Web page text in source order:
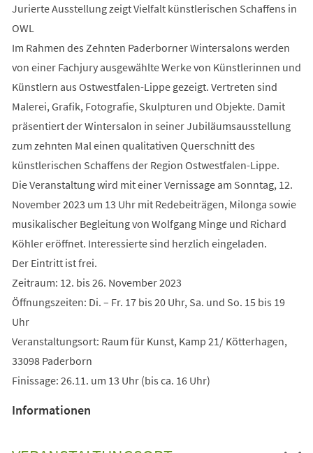
Jurierte Ausstellung zeigt Vielfalt künstlerischen Schaffens in
OWL
Im Rahmen des Zehnten Paderborner Wintersalons werden
von einer Fachjury ausgewählte Werke von Künstlerinnen und
Künstlern aus Ostwestfalen-Lippe gezeigt. Vertreten sind
Malerei, Grafik, Fotografie, Skulpturen und Objekte. Damit
präsentiert der Wintersalon in seiner Jubiläumsausstellung
zum zehnten Mal einen qualitativen Querschnitt des
künstlerischen Schaffens der Region Ostwestfalen-Lippe.
Die Veranstaltung wird mit einer Vernissage am Sonntag, 12.
November 2023 um 13 Uhr mit Redebeiträgen, Milonga sowie
musikalischer Begleitung von Wolfgang Minge und Richard
Köhler eröffnet. Interessierte sind herzlich eingeladen.
Der Eintritt ist frei.
Zeitraum: 12. bis 26. November 2023
Öffnungszeiten: Di. – Fr. 17 bis 20 Uhr, Sa. und So. 15 bis 19
Uhr
Veranstaltungsort: Raum für Kunst, Kamp 21/ Kötterhagen,
33098 Paderborn
Finissage: 26.11. um 13 Uhr (bis ca. 16 Uhr)
Informationen